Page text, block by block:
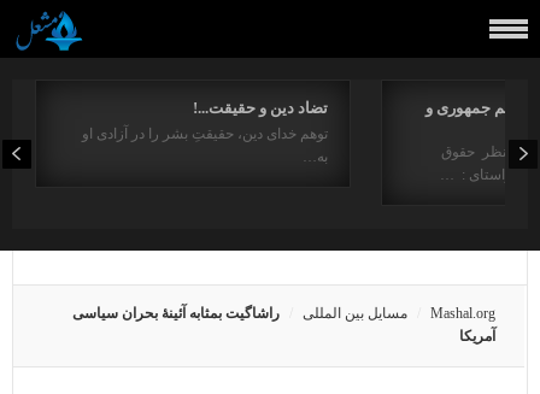
تضاد دین و حقیقت...!
توهم خدای دین، حقیقتِ بشر را در آزادی او
به…
جمهوری و
از منظر حقوق
در راستای : …
Mashal.org مسایل بین المللی
راشا‌گیت بمثابه آئینۀ بحران سیاسی
آمریکا